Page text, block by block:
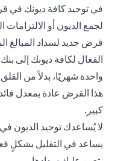
في توحيد كافة ديونك في
لجمع الديون أو
قرض جديد لسداد المبالغ
الفعال لكافة ديونك إلى
واحدة شهريًا، بدلاً من
هذا القرض عادة بمعدل
كبير.
لا يُساعدك توحيد الديون
يساعد في التقليل بشكلٍ